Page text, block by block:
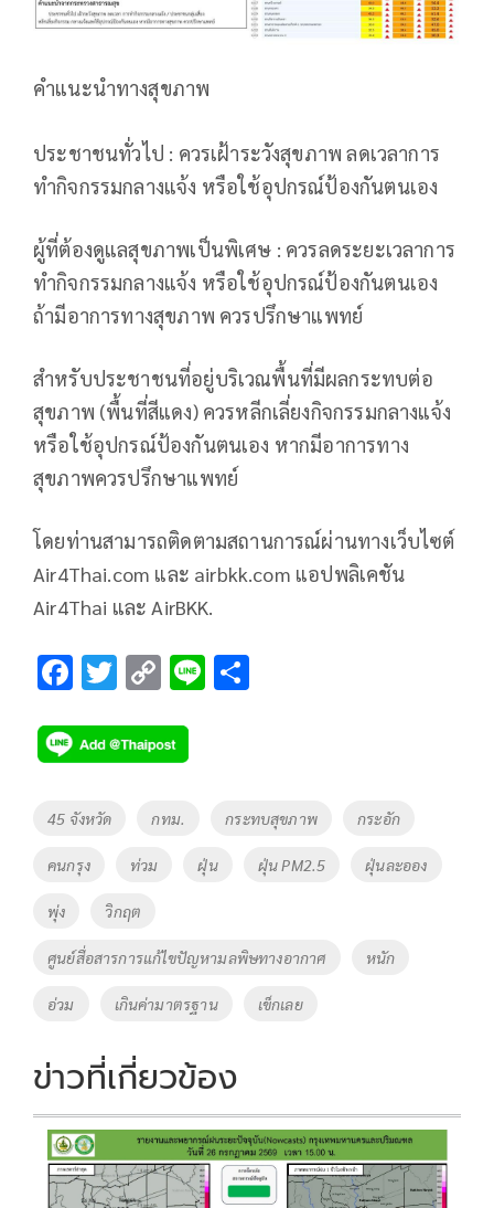
คำแนะนำทางสุขภาพ
ประชาชนทั่วไป : ควรเฝ้าระวังสุขภาพ ลดเวลาการ
ทำกิจกรรมกลางแจ้ง หรือใช้อุปกรณ์ป้องกันตนเอง
ผู้ที่ต้องดูแลสุขภาพเป็นพิเศษ : ควรลดระยะเวลาการ
ทำกิจกรรมกลางแจ้ง หรือใช้อุปกรณ์ป้องกันตนเอง
ถ้ามีอาการทางสุขภาพ ควรปรึกษาแพทย์
สำหรับประชาชน​ที่อยู่​บริเวณพื้นที่มีผลกระทบต่อ
สุขภาพ​ (พื้นที่สีแดง)​ ควรหลีกเลี่ยงกิจกรรมกลางแจ้ง
หรือใช้อุปกรณ์ป้องกันตนเอง หากมีอาการทาง
สุขภาพควรปรึกษาแพทย์
โดยท่านสามารถติดตามสถานการณ์ผ่านทางเว็บไซต์
Air4Thai.com และ airbkk.com แอปพลิเคชัน
Air4Thai และ AirBKK.
F
e
b
o
k
T
tt
er
C
p
y
Li
Li
Tags
45 จังหวัด กทม. กระทบสุขภาพ กระอัก
คนกรุง ท่วม ฝุ่น ฝุ่น PM2.5 ฝุ่นละออง
พุ่ง วิกฤต
ศูนย์สื่อสารการแก้ไขปัญหามลพิษทางอากาศ หนัก
อ่วม เกินค่ามาตรฐาน เข็กเลย
ข่าวที่เกี่ยวข้อง